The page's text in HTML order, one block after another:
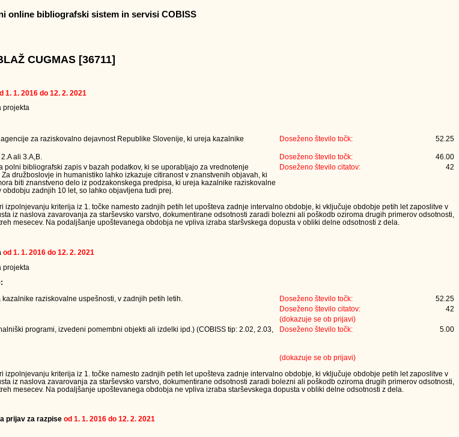
online bibliografski sistem in servisi COBISS
CUGMAS [36711]
1. 1. 2016 do 12. 2. 2021
projekta
za raziskovalno dejavnost Republike Slovenije, ki ureja kazalnike
Doseženo število točk: 52.25
ali 3.A,B. Doseženo število točk:
46.00
polni bibliografski zapis v bazah podatkov, ki se uporabljajo za vrednotenje
družboslovje in humanistiko lahko izkazuje citiranost v znanstvenih objavah, ki
biti znanstveno delo iz podzakonskega predpisa, ki ureja kazalnike raziskovalne
zadnjih 10 let, so lahko objavljena tudi prej.
Doseženo število citatov: 42
kriterija iz 1. točke namesto zadnjih petih let upošteva zadnje intervalno obdobje, ki vključuje obdobje petih let zaposlitve v
iz naslova zavarovanja za starševsko varstvo, dokumentirane odsotnosti zaradi bolezni ali poškodb oziroma drugih primerov odsotnosti,
mesecev. Na podaljšanje upoštevanega obdobja ne vpliva izraba staršvskega dopusta v obliki delne odsotnosti z dela.
od 1. 1. 2016 do 12. 2. 2021
projekta
raziskovalne uspešnosti, v zadnjih petih letih. Doseženo število točk:
52.25
Doseženo število citatov:
42
(dokazuje se ob prijavi)
programi, izvedeni pomembni objekti ali izdelki ipd.) (COBISS tip: 2.02, 2.03,
Doseženo število točk: 5.00
(dokazuje se ob prijavi)
kriterija iz 1. točke namesto zadnjih petih let upošteva zadnje intervalno obdobje, ki vključuje obdobje petih let zaposlitve v
iz naslova zavarovanja za starševsko varstvo, dokumentirane odsotnosti zaradi bolezni ali poškodb oziroma drugih primerov odsotnosti,
mesecev. Na podaljšanje upoštevanega obdobja ne vpliva izraba starševskega dopusta v obliki delne odsotnosti z dela.
prijav za razpise od 1. 1. 2016 do 12. 2. 2021